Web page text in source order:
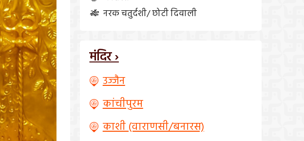
🎋 नरक चतुर्दशी/ छोटी दिवाली
मंदिर ›
उज्जैन
कांचीपुरम
काशी (वाराणसी/बनारस)